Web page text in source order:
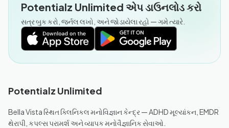
Potentialz Unlimited એપ ડાઉનલોડ કરો
સત્ર બુક કરો, જર્નલ લખો, અને જોડાયેલા રહો — ગમે ત્યારે.
Potentialz Unlimited
Bella Vista સ્થિત ક્લિનિકલ મનોવિજ્ઞાન કેન્દ્ર — ADHD મૂલ્યાંકન, EMDR
થેરાપી, કપલ્સ પરામર્શ અને વ્યાપક મનોવૈજ્ઞાનિક સેવાઓ.